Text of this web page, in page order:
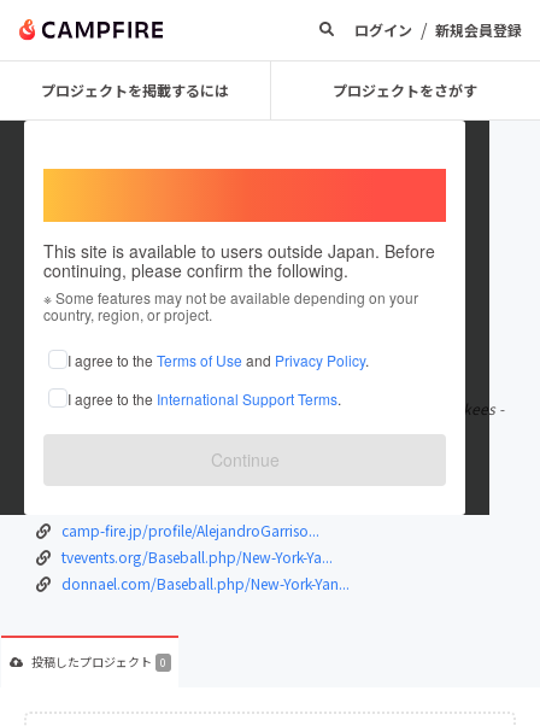
ログイン / 新規会員登録
プロジェクトを掲載するには プロジェクトをさがす
This site is available to users outside Japan. Before
continuing, please confirm the following.
※ Some features may not be available depending on your
country, region, or project.
I agree to the Terms of Use and Privacy Policy.
I agree to the International Support Terms.
Continue
AndrewLarkins55763
在住国：ギニアビサウ
出身国：ギニアビサウ
NY Yankees - Baltimore (Live)"liveStream" Watch New York Yankees -
Baltimore Orioles Live もっと見る
camp-fire.jp/profile/AlejandroGarriso...
tvevents.org/Baseball.php/New-York-Ya...
donnael.com/Baseball.php/New-York-Yan...
投稿したプロジェクト 0